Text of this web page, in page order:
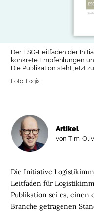
Der ESG-Leitfaden der
konkrete Empfehlungen
Die Publikation steht jetzt
Foto: Logix
Die Initiative
Leitfaden für
Publikation sei es, einen
Branche getragenen
Artikel
von Tim-